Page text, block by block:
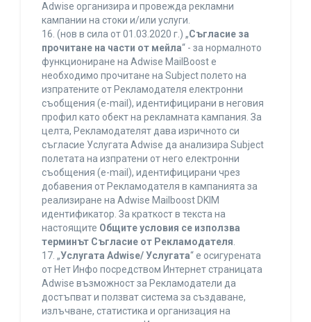
Adwise организира и провежда рекламни
кампании на стоки и/или услуги.
16. (нов в сила от 01.03.2020 г.) „Съгласие за
прочитане на части от мейла“ - за нормалното
функциониране на Adwise MailBoost е
необходимо прочитане на Subject полето на
изпратените от Рекламодателя електронни
съобщения (e-mail), идентифицирани в неговия
профил като обект на рекламната кампания. За
целта, Рекламодателят дава изричното си
съгласие Услугата Adwise да анализира Subject
полетата на изпратени от него електронни
съобщения (e-mail), идентифицирани чрез
добавения от Рекламодателя в кампанията за
реализиране на Adwise Mailboost DKIM
идентификатор. За краткост в текста на
настоящите Общите условия се използва
терминът Съгласие от Рекламодателя.
17. „Услугата Adwise/ Услугата“ е осигурената
от Нет Инфо посредством Интернет страницата
Adwise възможност за Рекламодатели да
достъпват и ползват система за създаване,
излъчване, статистика и организация на